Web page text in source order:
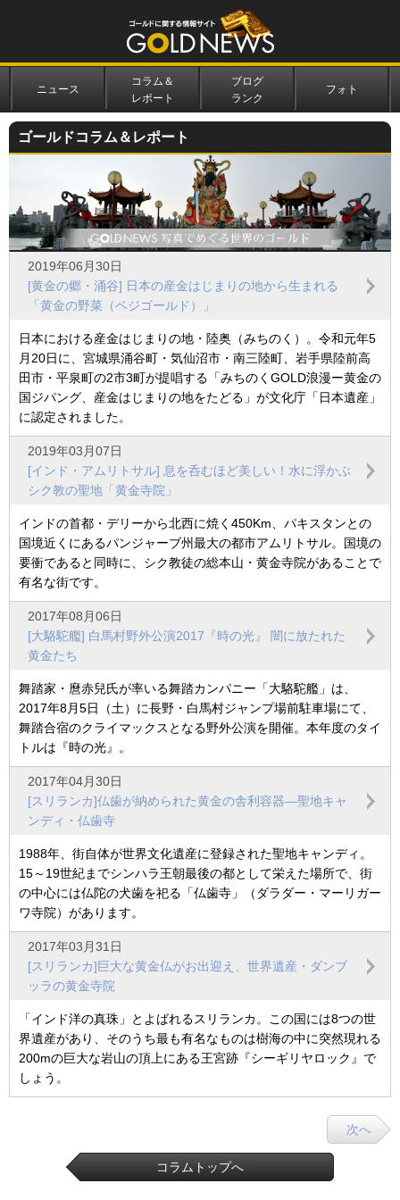
ニュース
コラム＆
レポート
ブログ
ランク
フォト
ゴールドコラム＆レポート
2019年06月30日
[黄金の郷・涌谷] 日本の産金はじまりの地から生まれる
「黄金の野菜（ベジゴールド）」
日本における産金はじまりの地・陸奥（みちのく）。令和元年5
月20日に、宮城県涌谷町・気仙沼市・南三陸町、岩手県陸前高
田市・平泉町の2市3町が提唱する「みちのくGOLD浪漫ー黄金の
国ジパング、産金はじまりの地をたどる」が文化庁「日本遺産」
に認定されました。
2019年03月07日
[インド・アムリトサル] 息を呑むほど美しい！水に浮かぶ
シク教の聖地「黄金寺院」
インドの首都・デリーから北西に焼く450Km、パキスタンとの
国境近くにあるパンジャーブ州最大の都市アムリトサル。国境の
要衝であると同時に、シク教徒の総本山・黄金寺院があることで
有名な街です。
2017年08月06日
[大駱駝艦] 白馬村野外公演2017『時の光』 闇に放たれた
黄金たち
舞踏家・麿赤兒氏が率いる舞踏カンパニー「大駱駝艦」は、
2017年8月5日（土）に長野・白馬村ジャンプ場前駐車場にて、
舞踏合宿のクライマックスとなる野外公演を開催。本年度のタイ
トルは『時の光』。
2017年04月30日
[スリランカ]仏歯が納められた黄金の舎利容器―聖地キャ
ンディ・仏歯寺
1988年、街自体が世界文化遺産に登録された聖地キャンディ。
15～19世紀までシンハラ王朝最後の都として栄えた場所で、街
の中心には仏陀の犬歯を祀る「仏歯寺」（ダラダー・マーリガー
ワ寺院）があります。
2017年03月31日
[スリランカ]巨大な黄金仏がお出迎え、世界遺産・ダンブ
ッラの黄金寺院
「インド洋の真珠」とよばれるスリランカ。この国には8つの世
界遺産があり、そのうち最も有名なものは樹海の中に突然現れる
200mの巨大な岩山の頂上にある王宮跡『シーギリヤロック』で
しょう。
次へ
コラムトップへ